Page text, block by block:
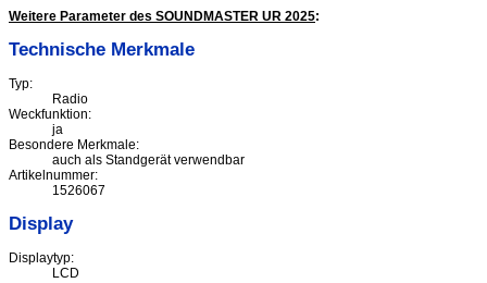
Weitere Parameter des SOUNDMASTER UR 2025:
Technische Merkmale
Typ:
Radio
Weckfunktion:
ja
Besondere Merkmale:
auch als Standgerät verwendbar
Artikelnummer:
1526067
Display
Displaytyp:
LCD